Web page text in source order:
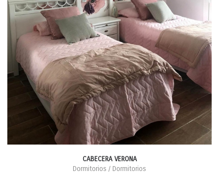
CABECERA VERONA
Dormitorios / Dormitorios